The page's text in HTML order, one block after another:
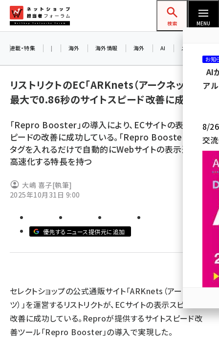
ン
ネットショップ担当者フォーラム
検索 MENU
yahoo (1899)
楽天 (1871)
ecbeing (1207)
アスクル (1117)
base (1071)
ビィ・フォアード (773)
revico (739)
連載・特集 | 海外 海外情報 海外 AI メタバース
リストリクトのEC「ARKnets（アークネッツ）」、
最大で0.86秒のサイトスピード改善に成功
「Repro Booster」の導入により、ECサイトの表示ス
ピードの改善に成功している。「Repro Booster」は、
タグを入れるだけで自動的にWebサイトの表示速度を
高速化する特長を持つ
大嶋 喜子[執筆]
2025年10月31日 9:00
優先するニュース提供元に追加
セレクトショップの公式通販サイト「ARKnets（アークネッ
ツ）」を運営するリストリクトが、ECサイトの表示スピードの
改善に成功している。Reproが提供するサイトスピード改
善ツール「Repro Booster」の導入で実現した。
お知
AI
ア
8/26
交
参